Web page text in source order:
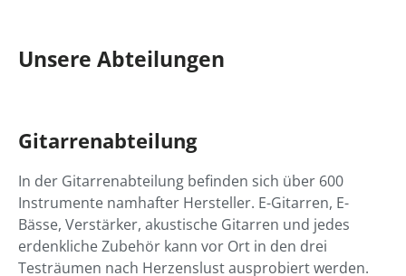
Unsere Abteilungen
Gitarrenabteilung
In der Gitarrenabteilung befinden sich über 600
Instrumente namhafter Hersteller. E-Gitarren, E-
Bässe, Verstärker, akustische Gitarren und jedes
erdenkliche Zubehör kann vor Ort in den drei
Testräumen nach Herzenslust ausprobiert werden.